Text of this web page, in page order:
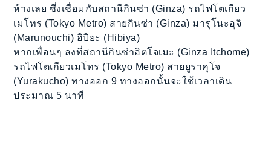
ห้างเลย ซึ่งเชื่อมกับสถานีกินซ่า (Ginza) รถไฟโตเกียว
เมโทร (Tokyo Metro) สายกินซ่า (Ginza) มารุโนะอุจิ
(Marunouchi) ฮิบิยะ (Hibiya)
หากเพื่อนๆ ลงที่สถานีกินซ่าอิตโจเมะ (Ginza Itchome)
รถไฟโตเกียวเมโทร (Tokyo Metro) สายยูราคุโจ
(Yurakucho) ทางออก 9 ทางออกนั้นจะใช้เวลาเดิน
ประมาณ 5 นาที